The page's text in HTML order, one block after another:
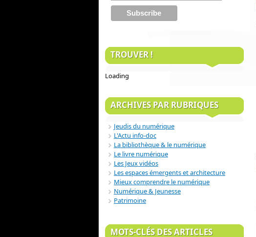
TROUVER !
Loading
ARCHIVES PAR RUBRIQUES
Jeudis du numérique
L'Actu info-doc
La bibliothèque & le numérique
Le livre numérique
Les Jeux vidéos
Les espaces émergents et architecture
Mieux comprendre le numérique
Numérique & Jeunesse
Patrimoine
MOTS-CLÉS DES ARTICLES